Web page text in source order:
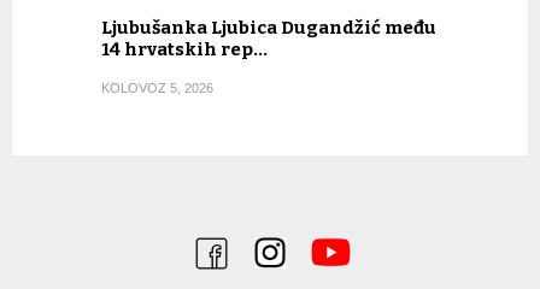
Ljubušanka Ljubica Dugandžić među
14 hrvatskih rep…
KOLOVOZ 5, 2026